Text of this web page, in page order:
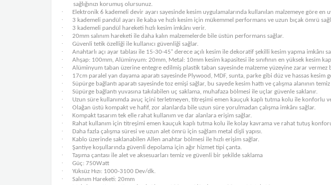
sağlığınızı korumuş olursunuz.
· Elektronik 6 kademeli devir ayarı sayesinde kesim uygulamalarında kullanılan malzemeye göre en
· 3 kademeli pandül ayarı ile kaba ve hızlı kesim için mükemmel performans ve uzun bıçak ömrü
· 3 kademeli pandül hareketi hızlı kesim imkânı verir.
· 20mm salınım hareketi ile daha kalın malzemelerde bile üstün performans sağlar.
· Güvenli tetik özelliği ile kullanıcı güvenliği sağlar.
· Anahtarlı açı ayar tablası ile 15-30-45˚ derece açılı kesim ile dekoratif şekilli kesim yapma imkânı
· Ahşap: 100mm, Alüminyum: 20mm, Metal: 10mm kesim kapasitesi ile sınıfının en yüksek kesim
· Alüminyum taban üzerine entegre edilmiş plastik taban sayesinde malzeme yüzeyine zarar vermez
· 17cm paralel yan dayama aparatı sayesinde Plywood, MDF, sunta, parke gibi düz ve hassas kesim
· Süpürge bağlantı aparatı sayesinde toz emişi sağlar, bu sayede kesim hattı ve çalışma alanının temiz
· Süpürge bağlantı yuvasına takılabilen uç saklama, muhafaza bölmesi ile uçlar güvenle saklanır.
· Uzun süre kullanımda avuç içini terletmeyen, titreşimi emen kauçuk kaplı tutma kolu ile konforlu ve
· Olağan üstü kompakt ve hafif, zor alanlarda bile uzun süre yorulmadan çalışma imkânı sağlar.
· Kompakt tasarım tek elle rahat kullanım ve dar alanlara erişim sağlar.
· Rahat kullanım için titreşimi emen kauçuk kaplı tutma kolu ile kolay kavrama ve rahat tutuş
· Daha fazla çalışma süresi ve uzun alet ömrü için sağlam metal dişli yapısı.
· Kablo üzerinde saklanabilen Allen anahtar bölmesi ile hızlı erişim sağlar.
· Şantiye koşullarında güvenli depolama için ağır hizmet tipi çanta.
· Taşıma çantası ile alet ve aksesuarları temiz ve güvenli bir şekilde saklama
· Güç: 750Watt
· Yüksüz Hızı: 1000-3100 Dev/dk.
· Salınım Hareketi: 20mm